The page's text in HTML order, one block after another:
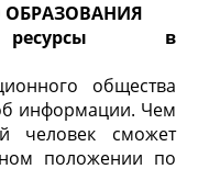
ОБРАЗОВАНИЯ
ресурсы в
общества
информации. Чем
человек сможет
положении по